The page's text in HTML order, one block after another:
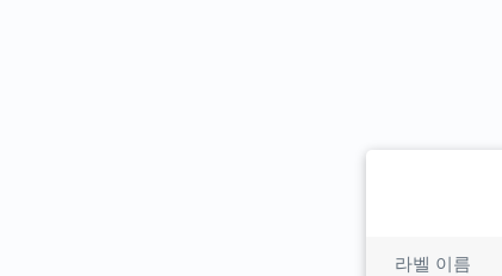
라벨 이름